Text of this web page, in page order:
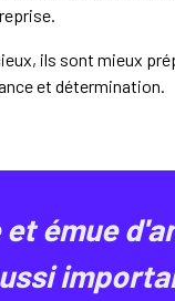
ils sont mieux
et détermination.
émue